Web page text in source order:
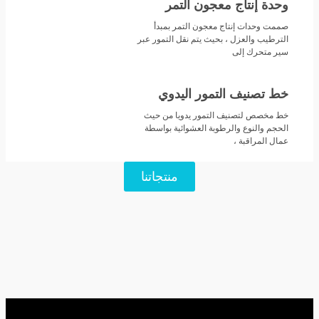
وحدة إنتاج معجون التمر
صممت وحدات إنتاج معجون التمر بمبدأ
الترطيب والعزل ، بحيث يتم نقل التمور عبر
سير متحرك إلى
خط تصنيف التمور اليدوي
خط مخصص لتصنيف التمور يدويا من حيث
الحجم والنوع والرطوبة العشوائية بواسطة
عمال المراقبة ،
منتجاتنا